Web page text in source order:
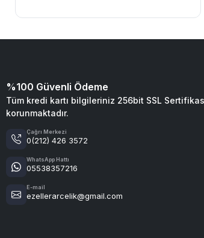
%100 Güvenli Ödeme
Tüm kredi kartı bilgileriniz 256bit SSL
korunmaktadır.
Çağrı Merkezi
0(212) 426 3572
WhatsApp Hattı
05538357216
E-mail
ezellerarcelik@gmail.com